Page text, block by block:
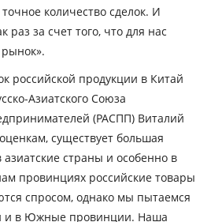
количество сделок. И
раз за счет того, что для нас
российской продукции в Китай
Азиатского Союза
(РАСПП) Виталий
существует большая
азиатские страны и особенно в
провинциях российские товары
спросом, однако мы пытаемся
и в Южные провинции. Наша